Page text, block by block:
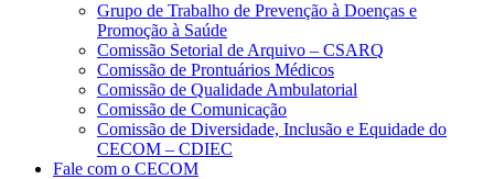
Grupo de Trabalho de Prevenção à Doenças e
Promoção à Saúde
Comissão Setorial de Arquivo – CSARQ
Comissão de Prontuários Médicos
Comissão de Qualidade Ambulatorial
Comissão de Comunicação
Comissão de Diversidade, Inclusão e Equidade do
CECOM – CDIEC
Fale com o CECOM